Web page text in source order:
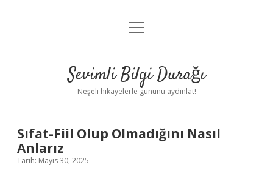
Anasayfa
Yasal Uyarı
menüyü
Sevimli Bilgi Durağı
Neşeli hikayelerle gününü aydınlat!
Sıfat-Fiil Olup Olmadığını Nasıl
Anlarız
Tarih: Mayıs 30, 2025